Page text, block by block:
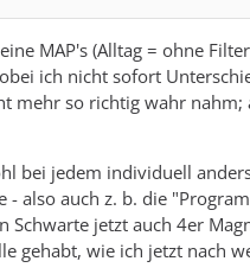
MAP's (Alltag = ohne
ich nicht sofort
mehr so richtig wahr
bei jedem individuell
- also auch z. b. die
jetzt auch 4er
gehabt, wie ich jetzt nach